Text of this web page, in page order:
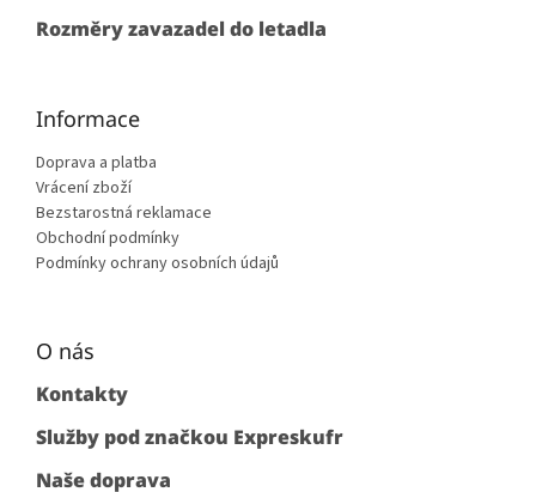
Rozměry zavazadel do letadla
Informace
Doprava a platba
Vrácení zboží
Bezstarostná reklamace
Obchodní podmínky
Podmínky ochrany osobních údajů
O nás
Kontakty
Služby pod značkou Expreskufr
Naše doprava